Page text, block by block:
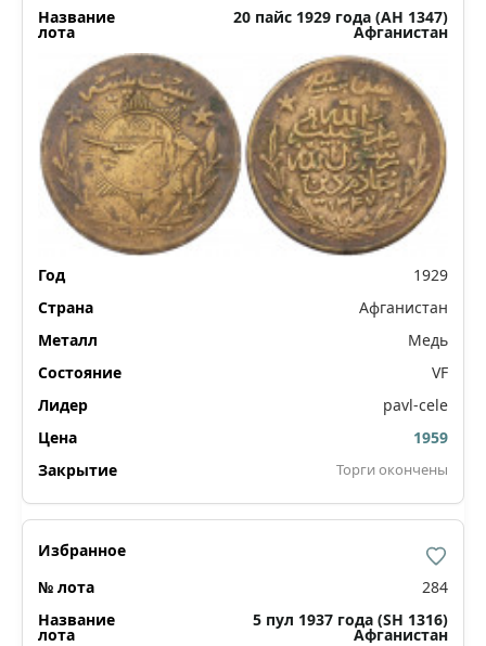
20 пайс 1929 года (АН 1347)
Афганистан
1929
Афганистан
Медь
VF
pavl-cele
1959
Торги окончены
284
5 пул 1937 года (SH 1316)
Афганистан